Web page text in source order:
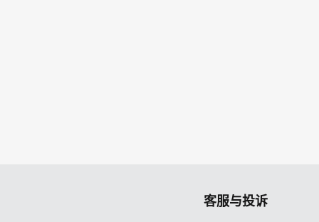
客服与投诉